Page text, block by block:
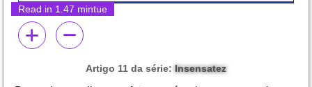
Read in 1.47 mintue
Artigo 11 da série: Insensatez